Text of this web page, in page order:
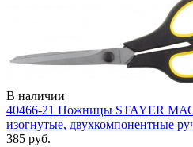
В наличии
40466-21 Ножницы STAYER
изогнутые, двухкомпонентные
385 руб.